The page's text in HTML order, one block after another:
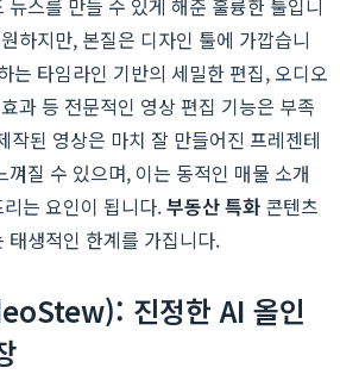
스를 만들 수 있게 해준 훌륭한 툴입니
하지만, 본질은 디자인 툴에 가깝습니
는 타임라인 기반의 세밀한 편집, 오디오
과 등 전문적인 영상 편집 기능은 부족
작된 영상은 마치 잘 만들어진 프레젠테
질 수 있으며, 이는 동적인 매물 소개
는 요인이 됩니다.부동산 특화 콘텐츠
태생적인 한계를 가집니다.
진정한 AI 올인